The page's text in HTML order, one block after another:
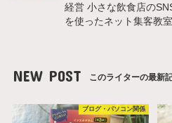
経営 小さな飲食店の
を使ったネット集客教
NEW POST このライターの最新
ブログ・パソコン関係